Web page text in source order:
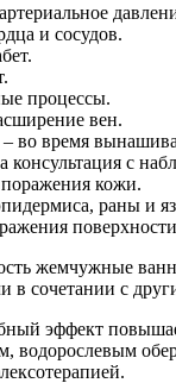
и сосудов.
процессы.
вен.
– во время
консультация с
кожи.
раны и
жемчужные
в сочетании с
эффект
водорослевым